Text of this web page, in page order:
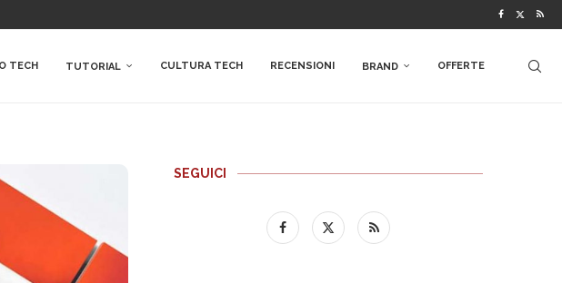
TECH TUTORIAL CULTURA TECH RECENSIONI BRAND OFFERTE
SEGUICI